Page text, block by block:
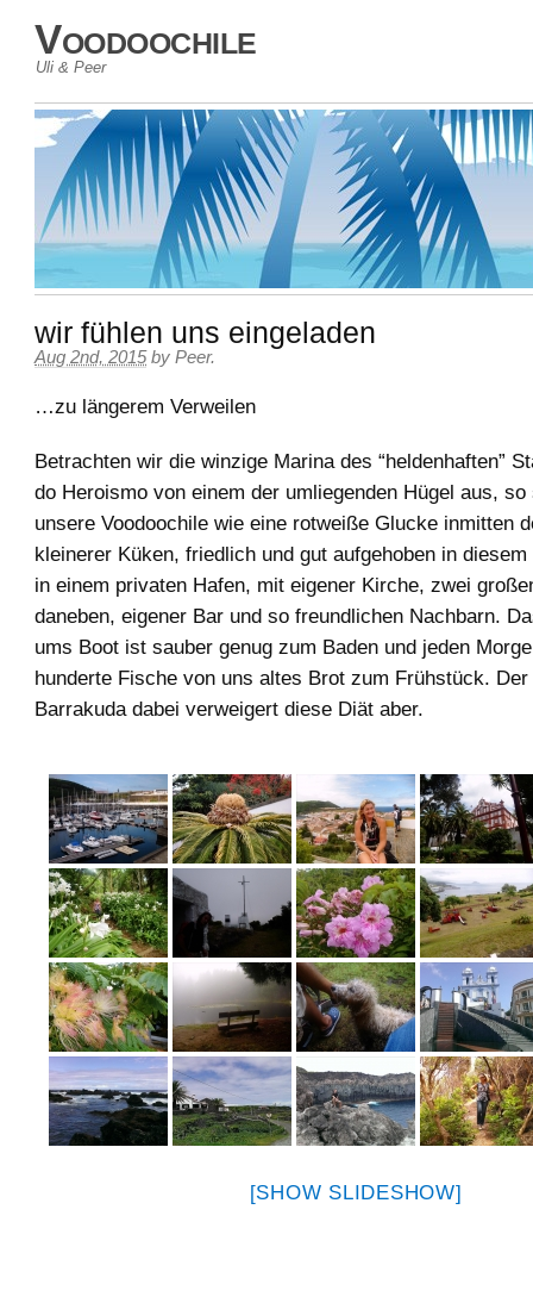
Voodoochile
Uli & Peer
wir fühlen uns eingeladen
Aug 2nd, 2015 by Peer.
…zu längerem Verweilen
Betrachten wir die winzige Marina des “heldenhaften”
do Heroismo von einem der umliegenden Hügel aus, so
unsere Voodoochile wie eine rotweiße Glucke inmitten
kleinerer Küken, friedlich und gut aufgehoben in
in einem privaten Hafen, mit eigener Kirche, zwei
daneben, eigener Bar und so freundlichen Nachbarn.
ums Boot ist sauber genug zum Baden und jeden
hunderte Fische von uns altes Brot zum Frühstück.
Barrakuda dabei verweigert diese Diät aber.
[SHOW SLIDESHOW]